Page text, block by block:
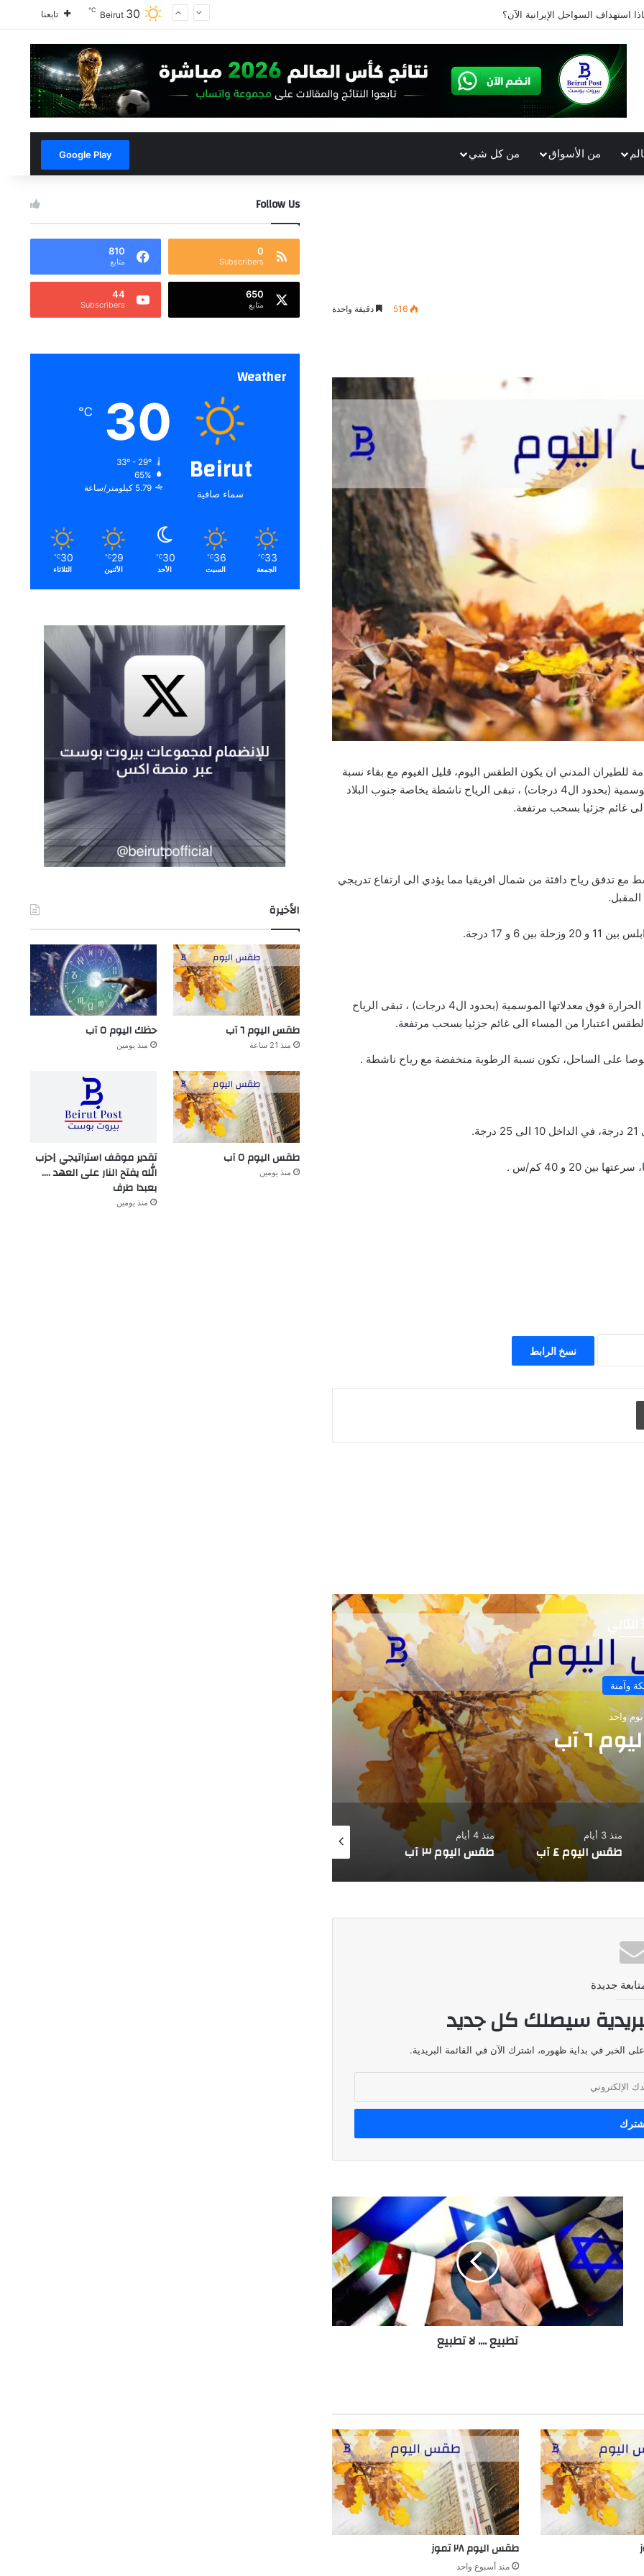
استهداف السواحل الإيرانية الآن؟ Beirut 30
℃ تابعنا
من الأسواق من كل شي Google Play
516 دقيقة واحدة
للطيران المدني ان يكون الطقس اليوم، قليل الغيوم مع بقاء نسبة
الرطوبة منخفضة وارتفاع إضافي بدرجات الحرارة فوق معدلاتها الموسمية (بحدود ال4 درجات) ، تبقى الرياح ناشطة يخاصة جنوب البلاد
رياح دافئة من شمال افريقيا مما يؤدي الى ارتفاع تدريجي
المقبل.
قليل الغيوم مع بقاء نسبة الرطوبة منخفضة وارتفاع إضافي بدرجات الحرارة فوق معدلاتها الموسمية (بحدود ال4 درجات) ، تبقى الرياح
على الساحل، تكون نسبة الرطوبة منخفضة مع رياح ناشطة .
20 و 40 كم/س .
نسخ الرابط
طباعة
وآمنة
واحد
٦ آب
منذ 3 أيام
طقس اليوم ٤ آب
منذ 4 أيام
طقس اليوم ٣ آب طقس اليوم ٢ آب
جديدة
سيصلك كل جديد
الخبر في بداية ظهوره، اشترك الآن في القائمة البريدية.
تطبيع
....
لا
تطبيع
تطبيع .... لا تطبيع
طقس اليوم ٢٨ تموز
منذ أسبوع واحد
Follow Us
0
Subscribers
810
متابع
650
متابع
44
Subscribers
Weather
Beirut
سماء صافية
30
℃
33º - 29º
65%
5.79 كيلومتر/ساعة
33
℃
الجمعة
36
℃
السبت
30
℃
الأحد
29
℃
الأثنين
30
℃
الثلاثاء
الأخيرة
طقس اليوم ٦ آب
منذ 21 ساعة
حظك اليوم ٥ آب
منذ يومين
طقس اليوم ٥ آب
منذ يومين
تقدير موقف استراتيجي |حزب
الله يفتح النار على العهد ….
بعبدا طرف
منذ يومين